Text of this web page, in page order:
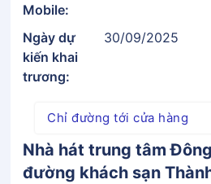
Mobile:
Ngày dự
kiến khai
trương:
30/09/2025
Chỉ đường tới cửa hàng
Nhà hát trung tâm
đường khách sạn